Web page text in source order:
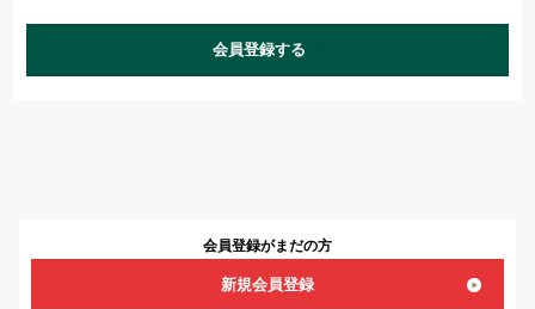
会員登録する
会員登録がまだの方
新規会員登録